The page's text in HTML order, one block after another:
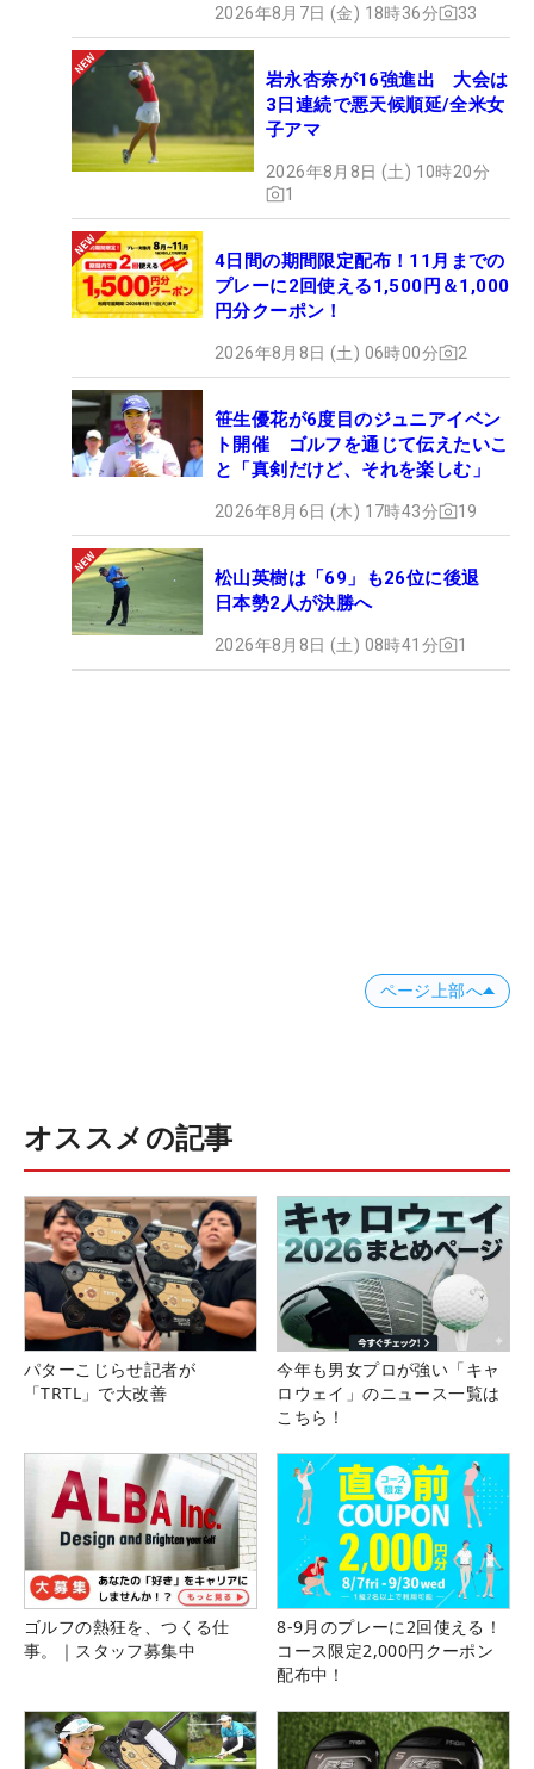
2026年8月7日 (金) 18時36分 33
岩永杏奈が16強進出 大会は
3日連続で悪天候順延/全米女
子アマ
2026年8月8日 (土) 10時20分
1
4日間の期間限定配布！11月までの
プレーに2回使える1,500円＆1,000
円分クーポン！
2026年8月8日 (土) 06時00分 2
笹生優花が6度目のジュニアイベン
ト開催 ゴルフを通じて伝えたいこ
と「真剣だけど、それを楽しむ」
2026年8月6日 (木) 17時43分 19
松山英樹は「69」も26位に後退
日本勢2人が決勝へ
2026年8月8日 (土) 08時41分 1
ページ上部へ
オススメの記事
パターこじらせ記者が
「TRTL」で大改善
今年も男女プロが強い「キャ
ロウェイ」のニュース一覧は
こちら！
ゴルフの熱狂を、つくる仕
事。｜スタッフ募集中
8-9月のプレーに2回使える！
コース限定2,000円クーポン
配布中！